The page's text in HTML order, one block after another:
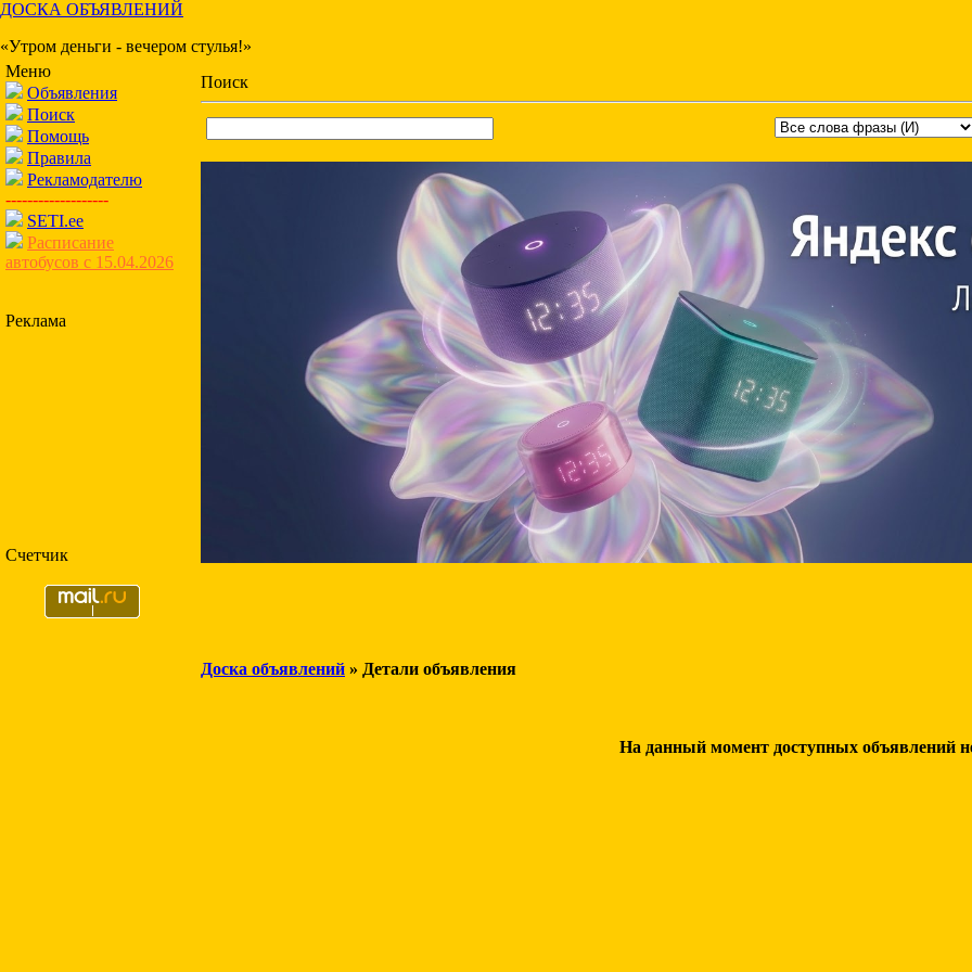
ДОСКА ОБЪЯВЛЕНИЙ
«Утром деньги - вечером стулья!»
Меню
Объявления
Поиск
Помощь
Правила
Рекламодателю
-------------------
SETI.ee
Расписание
автобусов с 15.04.2026
Реклама
Счетчик
Поиск
Доска объявлений » Детали объявления
На данный момент доступных объявлений